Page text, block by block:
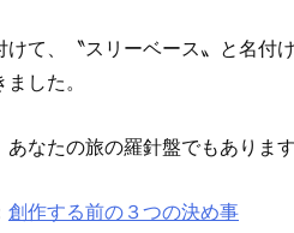
けて、〝スリーベース〟と名付
した。
あなたの旅の羅針盤でもあります
創作する前の３つの決め事